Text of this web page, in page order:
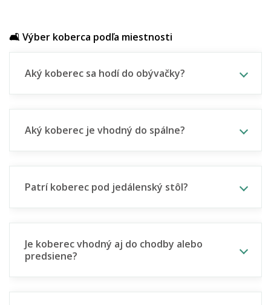
🛋️ Výber koberca podľa miestnosti
Aký koberec sa hodí do obývačky?
Aký koberec je vhodný do spálne?
Patrí koberec pod jedálenský stôl?
Je koberec vhodný aj do chodby alebo
predsiene?